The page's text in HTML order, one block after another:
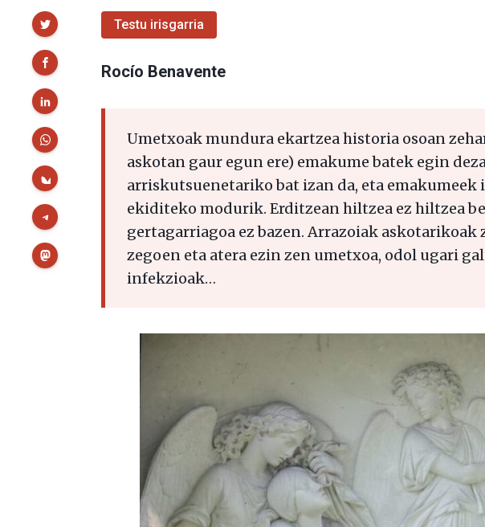
Testu irisgarria
Rocío Benavente
Umetxoak mundura ekartzea historia osoan
askotan gaur egun ere) emakume batek egin
arriskutsuenetariko bat izan da, eta emakumeek
ekiditeko modurik. Erditzean hiltzea ez hiltzea
gertagarriagoa ez bazen. Arrazoiak
zegoen eta atera ezin zen umetxoa, odol ugari
infekzioak…
Partekatu